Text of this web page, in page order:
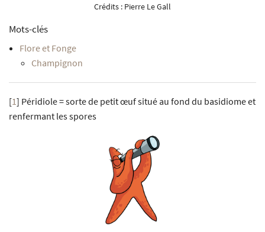
Crédits : Pierre Le Gall
Mots-clés
Flore et Fonge
Champignon
[1] Péridiole = sorte de petit œuf situé au fond du basidiome et
renfermant les spores